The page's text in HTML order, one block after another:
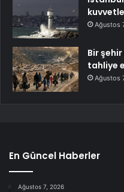
Ağustos
Bir
tahliye
Ağustos
En Güncel Haberler
Ağustos 7, 2026